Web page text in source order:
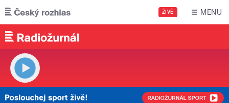
Přejít k hlavnímu obsahu
ŽIVĚ MENU